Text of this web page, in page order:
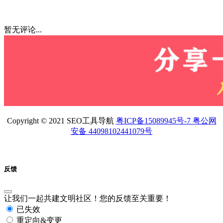
暂无评论...
Copyright © 2021 SEO工具导航 粤ICP备15089945号-7 粤公网
安备 44098102441079号
反馈
让我们一起共建文明社区！您的反馈至关重要！
已失效
重定向&变更